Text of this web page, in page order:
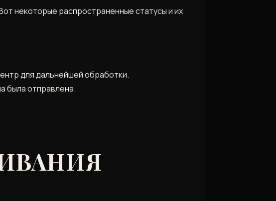
некоторые распространенные статусы и их
для дальнейшей обработки.
была отправлена.